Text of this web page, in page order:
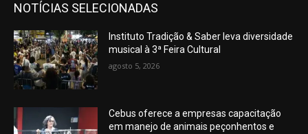
NOTÍCIAS SELECIONADAS
Instituto Tradição & Saber leva diversidade
musical à 3ª Feira Cultural
agosto 5, 2026
Cebus oferece a empresas capacitação
em manejo de animais peçonhentos e